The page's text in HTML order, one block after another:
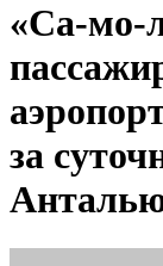
«Са-мо-
за